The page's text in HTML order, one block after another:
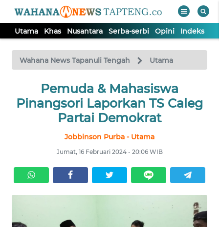
Utama Khas Nusantara Serba-serbi Opini Indeks
Wahana News Tapanuli Tengah Utama
Pemuda & Mahasiswa
Pinangsori Laporkan TS Caleg
Partai Demokrat
Jobbinson Purba - Utama
Jumat, 16 Februari 2024 - 20:06 WIB
TV
Tutup
SERBA-
SERBI